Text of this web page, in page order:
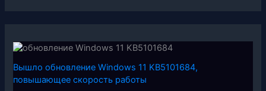
Вышло обновление Windows 11 KB5101684,
повышающее скорость работы